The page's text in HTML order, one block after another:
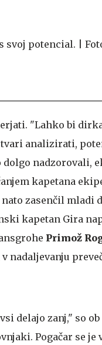
"Lahko bi
analizirati,
nadzorovali,
kapetana
zasenčil mladi
kapetan Gira
Primož
nadaljevanju
delajo zanj," so ob
Pogačar se je